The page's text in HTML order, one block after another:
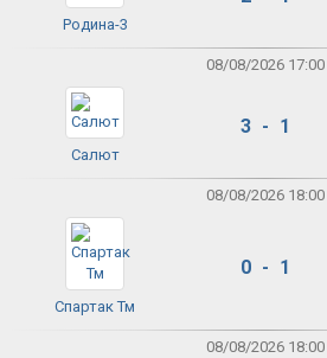
Родина-3
08/08/2026 17:00
Салют
3 - 1
08/08/2026 18:00
Спартак Тм
0 - 1
08/08/2026 18:00